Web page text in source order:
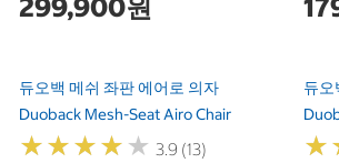
듀오백 메쉬 좌판 에어로 의자
Duoback Mesh-Seat Airo Chair
★★★★ ★
★★★★ ★ 3.9 (13)
듀오
★
★